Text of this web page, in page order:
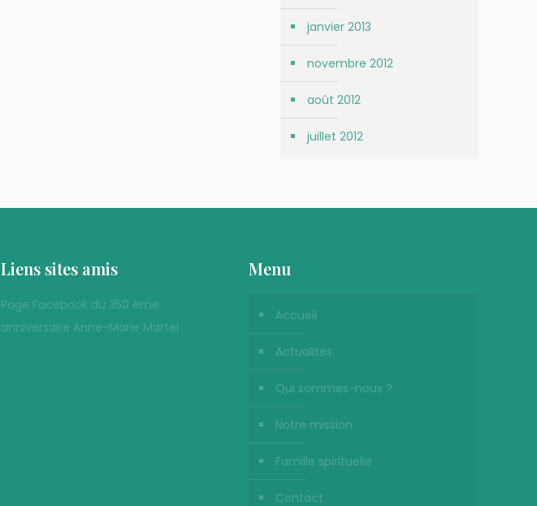
janvier 2013
novembre 2012
août 2012
juillet 2012
Liens sites amis
Page Facebook du 350 ème
anniversaire Anne-Marie Martel
Menu
Accueil
Actualités
Qui sommes-nous ?
Notre mission
Famille spirituelle
Contact